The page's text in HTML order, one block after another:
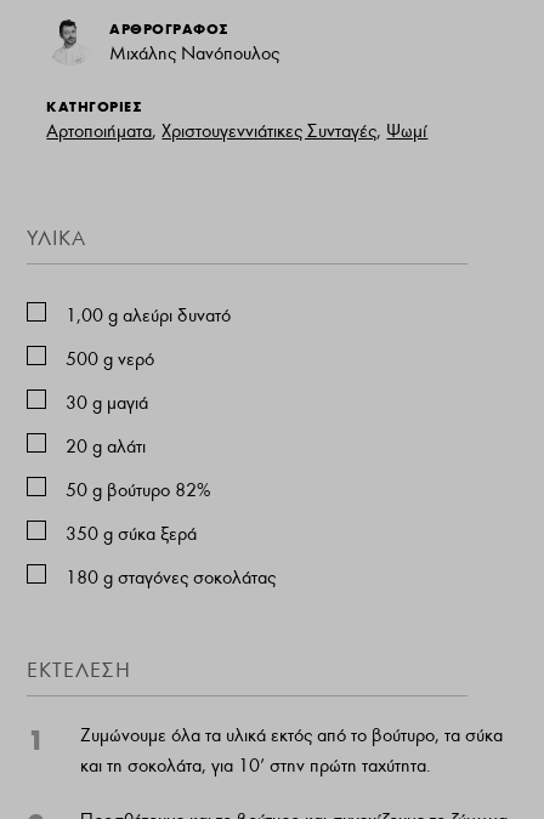
ΑΡΘΡΟΓΡΑΦΟΣ
Μιχάλης Νανόπουλος
ΚΑΤΗΓΟΡΙΕΣ
Αρτοποιήματα,Χριστουγεννιάτικες Συνταγές, Ψωμί
ΥΛΙΚΑ
1,00 g αλεύρι δυνατό
500 g νερό
30 g μαγιά
20 g αλάτι
50 g βούτυρο 82%
350 g σύκα ξερά
180 g σταγόνες σοκολάτας
ΕΚΤΕΛΕΣΗ
1
Ζυμώνουμε όλα τα υλικά εκτός από το βούτυρο, τα σύκα
και τη σοκολάτα, για 10’ στην πρώτη ταχύτητα.